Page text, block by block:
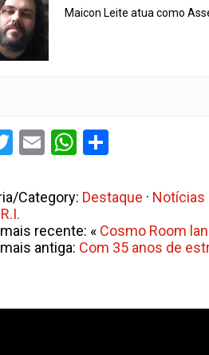
Maicon Leite atua como
Twitter
EmailWhatsApp
Category: Destaque · Notícias
recente: « Cosmo Room
antiga: Com 35 anos de